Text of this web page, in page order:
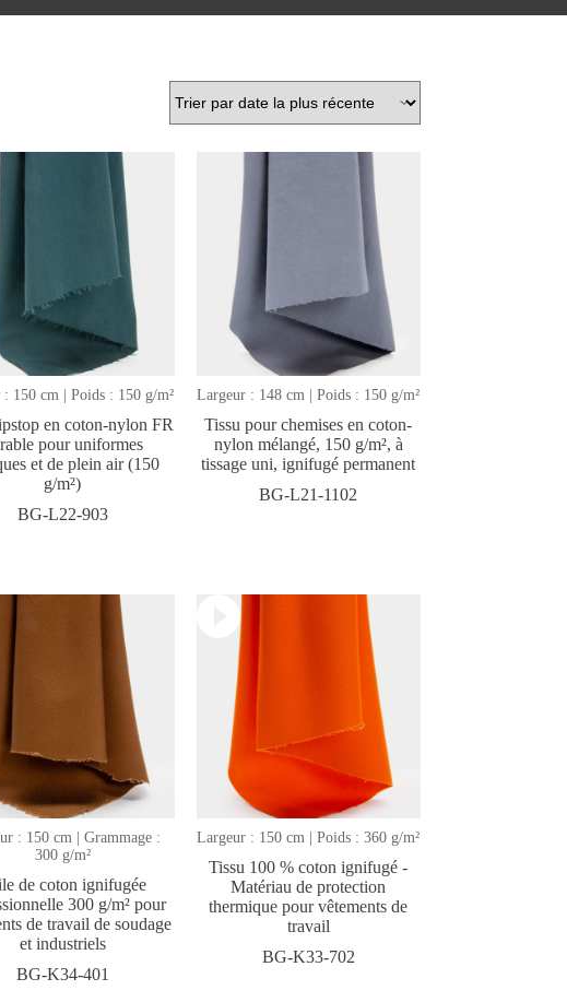
150 cm | Poids : 150 g/m²
en coton-nylon FR
pour uniformes
et de plein air (150
g/m²)
BG-L22-903
Largeur : 148 cm | Poids : 150 g/m²
Tissu pour chemises en coton-
nylon mélangé, 150 g/m², à
tissage uni, ignifugé permanent
BG-L21-1102
: 150 cm | Grammage :
300 g/m²
de coton ignifugée
300 g/m² pour
de travail de soudage
et industriels
BG-K34-401
Largeur : 150 cm | Poids : 360 g/m²
Tissu 100 % coton ignifugé -
Matériau de protection
thermique pour vêtements de
travail
BG-K33-702